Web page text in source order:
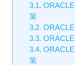
3.1.
策
3.2.
3.3.
3.4.
策